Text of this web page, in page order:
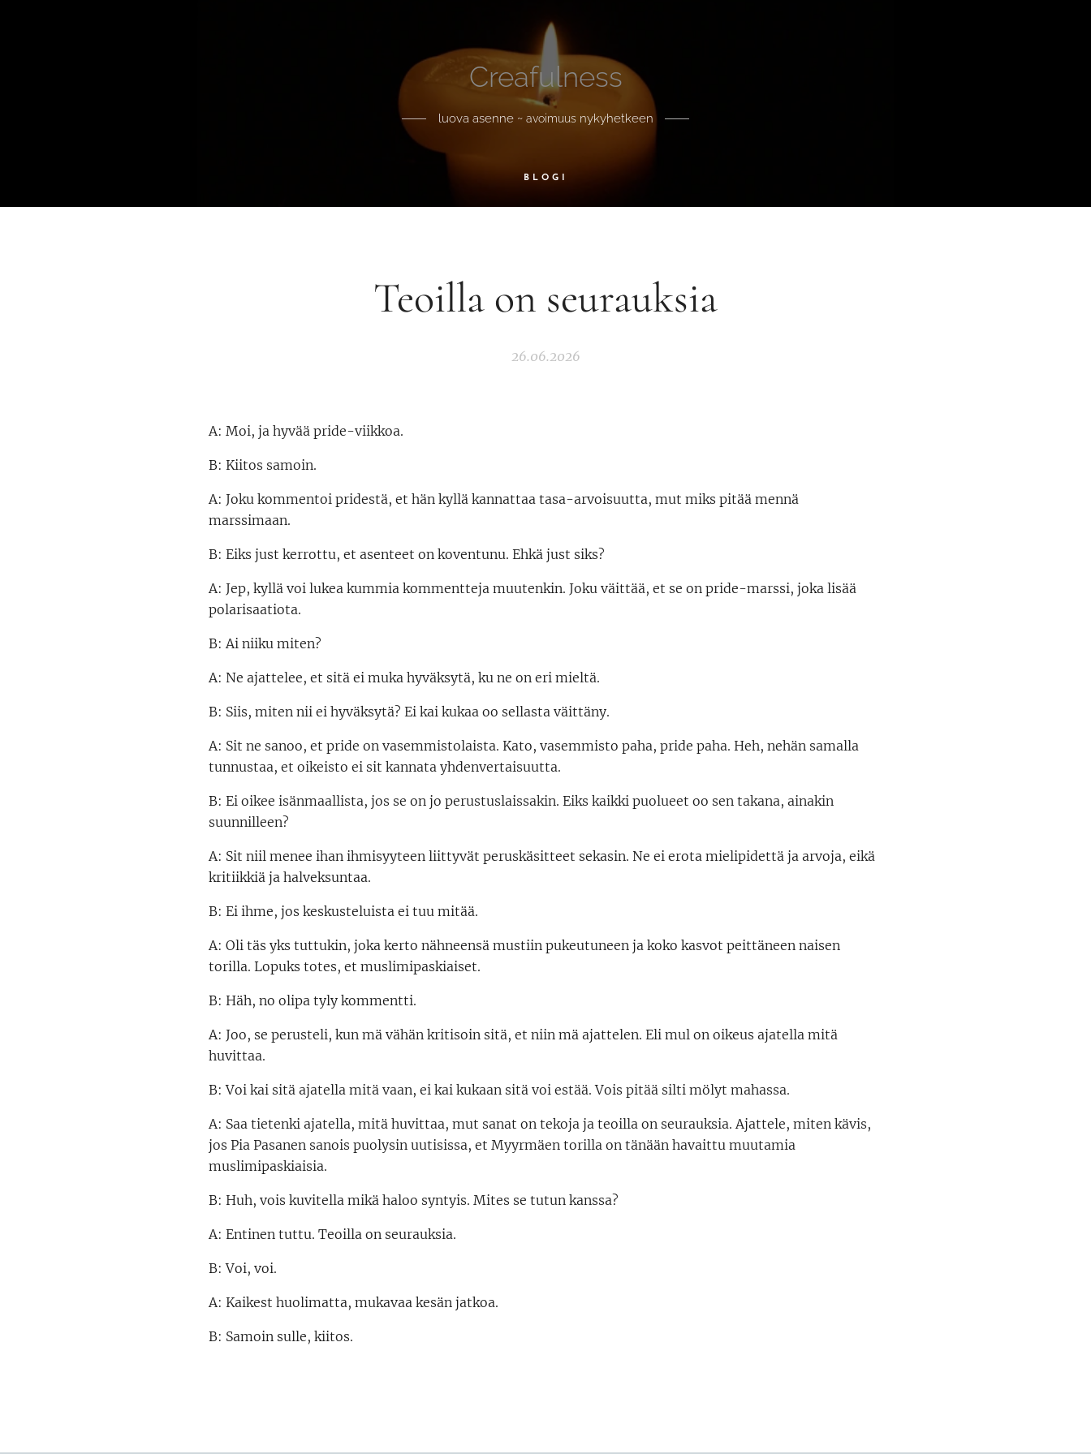
Creafulness
luova asenne ~ avoimuusnykyhetkeen
BLOGI
Teoilla on seurauksia
26.06.2026
A: Moi, ja hyvää pride-viikkoa.
B: Kiitos samoin.
A: Joku kommentoi pridestä, et hän kyllä kannattaa tasa-arvoisuutta, mut miks pitää mennä
marssimaan.
B: Eiks just kerrottu, et asenteet on koventunu. Ehkä just siks?
A: Jep, kyllä voi lukea kummia kommentteja muutenkin. Joku väittää, et se on pride-marssi, joka lisää
polarisaatiota.
B: Ai niiku miten?
A: Ne ajattelee, et sitä ei muka hyväksytä, ku ne on eri mieltä.
B: Siis, miten nii ei hyväksytä? Ei kai kukaa oo sellasta väittäny.
A: Sit ne sanoo, et pride on vasemmistolaista. Kato, vasemmisto paha, pride paha. Heh, nehän samalla
tunnustaa, et oikeisto ei sit kannata yhdenvertaisuutta.
B: Ei oikee isänmaallista, jos se on jo perustuslaissakin. Eiks kaikki puolueet oo sen takana, ainakin
suunnilleen?
A: Sit niil menee ihan ihmisyyteen liittyvät peruskäsitteet sekasin. Ne ei erota mielipidettä ja arvoja, eikä
kritiikkiä ja halveksuntaa.
B: Ei ihme, jos keskusteluista ei tuu mitää.
A: Oli täs yks tuttukin, joka kerto nähneensä mustiin pukeutuneen ja koko kasvot peittäneen naisen
torilla. Lopuks totes, et muslimipaskiaiset.
B: Häh, no olipa tyly kommentti.
A: Joo, se perusteli, kun mä vähän kritisoin sitä, et niin mä ajattelen. Eli mul on oikeus ajatella mitä
huvittaa.
B: Voi kai sitä ajatella mitä vaan, ei kai kukaan sitä voi estää. Vois pitää silti mölyt mahassa.
A: Saa tietenki ajatella, mitä huvittaa, mut sanat on tekoja ja teoilla on seurauksia. Ajattele, miten kävis,
jos Pia Pasanen sanois puolysin uutisissa, et Myyrmäen torilla on tänään havaittu muutamia
muslimipaskiaisia.
B: Huh, vois kuvitella mikä haloo syntyis. Mites se tutun kanssa?
A: Entinen tuttu. Teoilla on seurauksia.
B: Voi, voi.
A: Kaikest huolimatta, mukavaa kesän jatkoa.
B: Samoin sulle, kiitos.